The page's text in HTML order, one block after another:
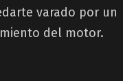
varado por un
del motor.